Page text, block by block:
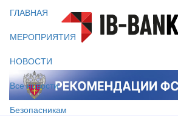
ГЛАВНАЯ
МЕРОПРИЯТИЯ
НОВОСТИ
Все новости
Безопасникам